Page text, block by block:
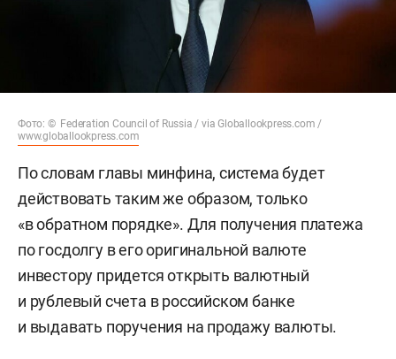
Фото: © Federation Council of Russia / via Globallookpress.com /
www.globallookpress.com
По словам главы минфина, система будет
действовать таким же образом, только
«в обратном порядке». Для получения платежа
по госдолгу в его оригинальной валюте
инвестору придется открыть валютный
и рублевый счета в российском банке
и выдавать поручения на продажу валюты.